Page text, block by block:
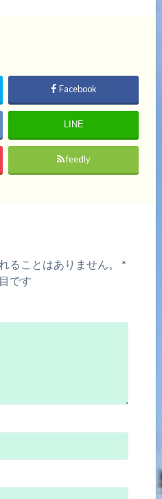
Facebook
LINE
feedly
ることはありません。
*
です